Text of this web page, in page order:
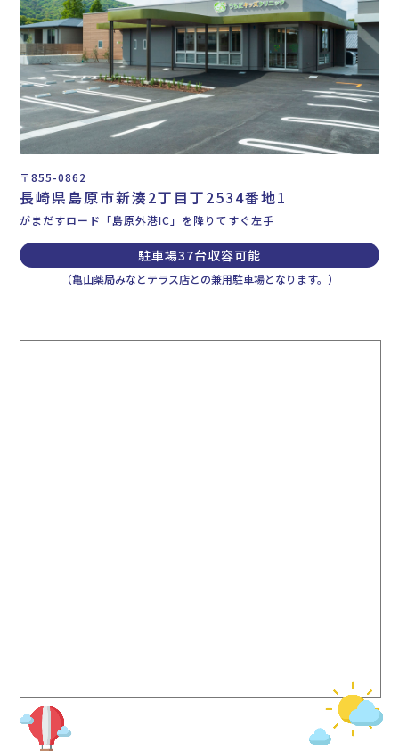
〒855-0862
長崎県島原市新湊2丁目丁2534番地1
がまだすロード「島原外港IC」を降りてすぐ左手
駐車場37台収容可能
（亀山薬局みなとテラス店との兼用駐車場となります。）